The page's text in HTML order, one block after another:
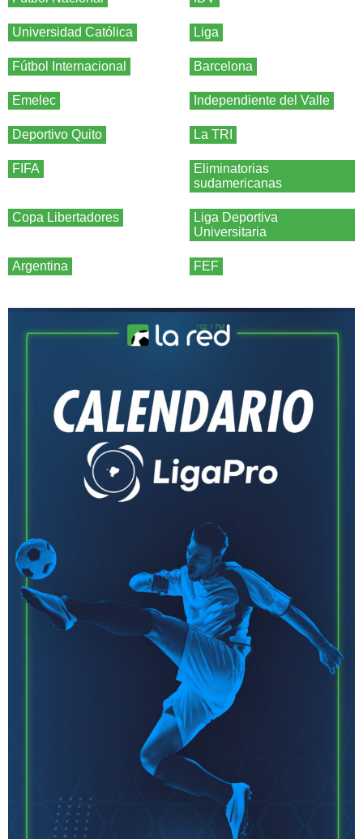
Universidad Católica Liga
Fútbol Internacional Barcelona
Emelec Independiente del Valle
Deportivo Quito La TRI
FIFA
Eliminatorias
sudamericanas
Copa Libertadores
Liga Deportiva
Universitaria
Argentina FEF